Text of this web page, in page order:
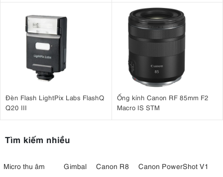
Đèn Flash LightPix Labs FlashQ
Q20 III
Ống kính Canon RF 85mm F2
Macro IS STM
Tìm kiếm nhiều
Micro thu âm Gimbal Canon R8
Canon PowerShot V1